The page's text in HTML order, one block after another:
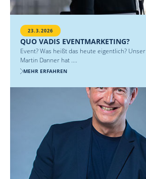
23.3.2026
QUO VADIS EVENTMARKETING?
Event? Was heißt das heute eigentlich?
Martin Danner hat ....
MEHR ERFAHREN